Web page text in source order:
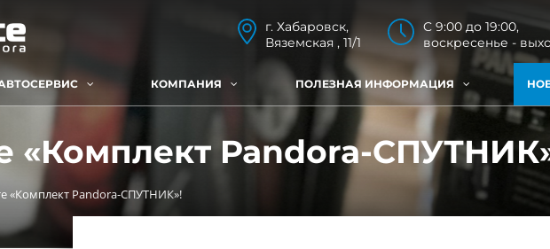
г. Хабаровск,
Вяземская , 11/1
C 9:00 до 19:00,
воскресенье -
КОМПАНИЯ ПОЛЕЗНАЯ ИНФОРМАЦИЯ
«Комплект Pandora-
«Комплект Pandora-СПУТНИК»!